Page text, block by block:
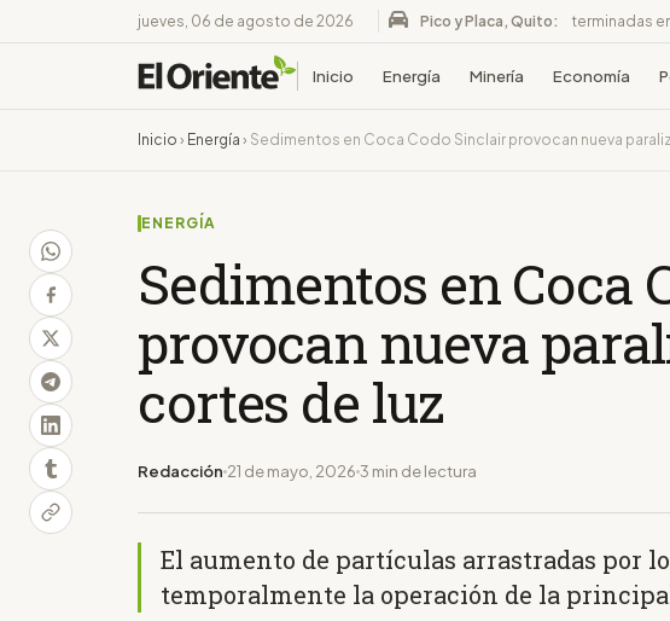
jueves, 06 de agosto de 2026 Pico y Placa, Quito: terminadas
Inicio Energía Minería Economía
Inicio › Energía › Sedimentos en Coca Codo Sinclair provocan nueva
ENERGÍA
Sedimentos en Coca
provocan nueva
cortes de luz
Redacción 21 de mayo, 2026 3 min de lectura
El aumento de partículas arrastradas por
temporalmente la operación de la